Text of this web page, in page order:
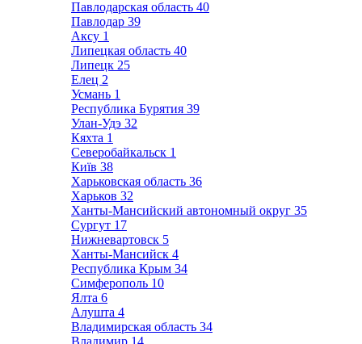
Павлодарская область 40
Павлодар 39
Аксу 1
Липецкая область 40
Липецк 25
Елец 2
Усмань 1
Республика Бурятия 39
Улан-Удэ 32
Кяхта 1
Северобайкальск 1
Київ 38
Харьковская область 36
Харьков 32
Ханты-Мансийский автономный округ 35
Сургут 17
Нижневартовск 5
Ханты-Мансийск 4
Республика Крым 34
Симферополь 10
Ялта 6
Алушта 4
Владимирская область 34
Владимир 14